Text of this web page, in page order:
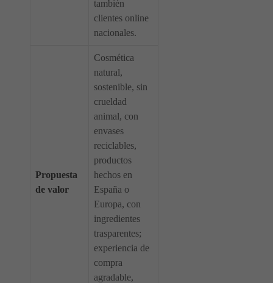
también
clientes online
nacionales.
Propuesta
de valor
Cosmética
natural,
sostenible, sin
crueldad
animal, con
envases
reciclables,
productos
hechos en
España o
Europa, con
ingredientes
trasparentes;
experiencia de
compra
agradable,